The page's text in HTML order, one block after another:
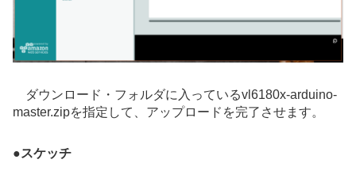
ダウンロード・フォルダに入っているvl6180x-arduino-
master.zipを指定して、アップロードを完了させます。
●スケッチ